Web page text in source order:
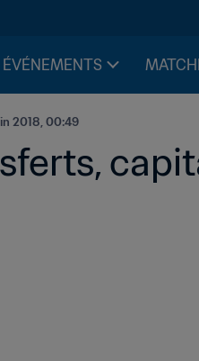
2018, 00:49